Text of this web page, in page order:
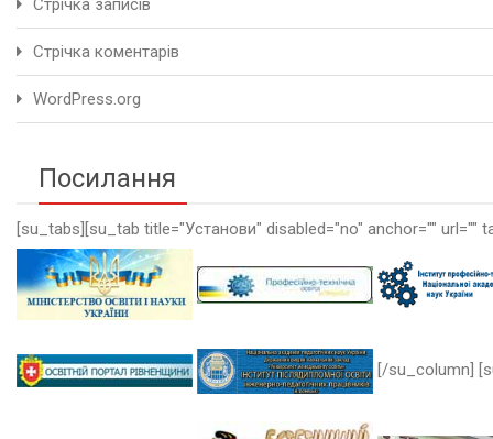
Стрічка записів
Стрічка коментарів
WordPress.org
Посилання
[su_tabs][su_tab title="Установи" disabled="no" anchor=""
[/su_column]